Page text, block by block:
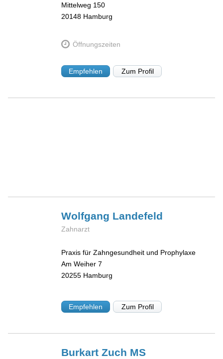
Mittelweg 150
20148 Hamburg
Öffnungszeiten
Empfehlen Zum Profil
Wolfgang Landefeld
Zahnarzt
Praxis für Zahngesundheit und Prophylaxe
Am Weiher 7
20255 Hamburg
Empfehlen Zum Profil
BurkartZuch MS